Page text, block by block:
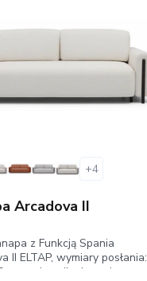
+4
Arcadova II
z Funkcją Spania
II ELTAP, wymiary posłania:
cm, pojemnik, drewniane